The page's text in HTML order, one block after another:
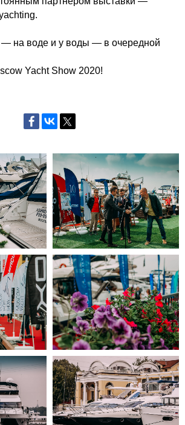
— на воде и у воды — в очередной
Yacht Show 2020!